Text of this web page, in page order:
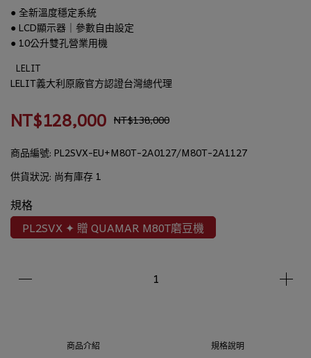
● 全新溫度穩定系統
● LCD顯示器｜參數自由設定
● 10公升雙孔營業用機
LELIT
LELIT義大利原廠官方認證台灣總代理
NT$128,000 NT$138,000
商品編號: PL2SVX-EU+M80T-2A0127/M80T-2A1127
供貨狀況: 尚有庫存 1
規格
PL2SVX ✦ 贈 QUAMAR M80T磨豆機
商品介紹 規格說明